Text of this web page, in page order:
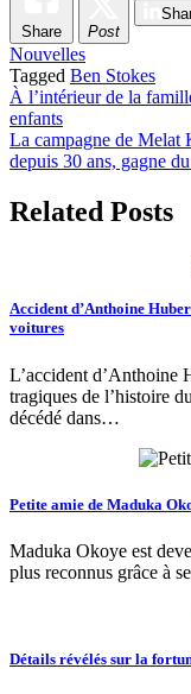
Share Post
Nouvelles
Tagged Ben Stokes
Post
navigation
À l’intérieur de la
enfants
La campagne de Melat
depuis 30 ans, gagne
Related Posts
Accident d’Anthoine
voitures
L’accident d’Anthoine
tragiques de l’histoire
décédé dans…
Petite amie de Maduka
Maduka Okoye est
plus reconnus grâce à
Détails révélés sur la